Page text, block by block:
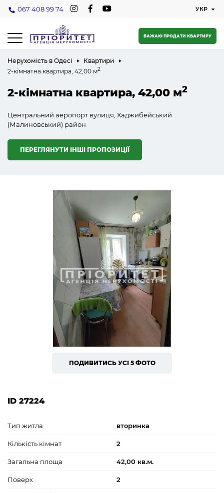
067 408 99 74
БАЖАЮ ПРОДАТИ КВАРТИРУ
Нерухомість в Одесі
Квартири
2-кімнатна квартира, 42,00 м2
2-кімнатна квартира, 42,00 м2
Центральний аеропорт вулиця, Хаджибейський
(Малиновський) район
ПЕРЕГЛЯНУТИ ІНШІ ПРОПОЗИЦІЇ
ПОДИВИТИСЬ УСІ 5 ФОТО
ID 27224
Тип житла вторинка
Кількість кімнат 2
Загальна площа 42,00 кв.м.
Поверх 2